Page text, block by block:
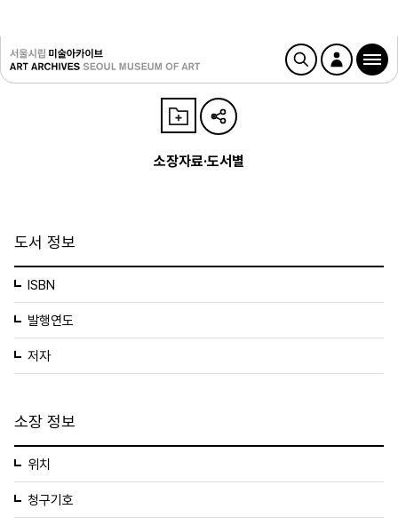
소장자료·도서별
도서 정보
ISBN
발행연도
저자
소장 정보
위치
청구기호